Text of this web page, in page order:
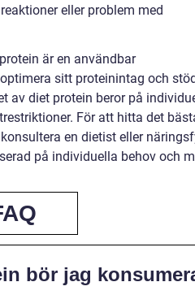
eller problem med
är en användbar
sitt proteinintag och
av diet protein beror på
För att hitta det
en dietist eller
på individuella behov och
bör jag